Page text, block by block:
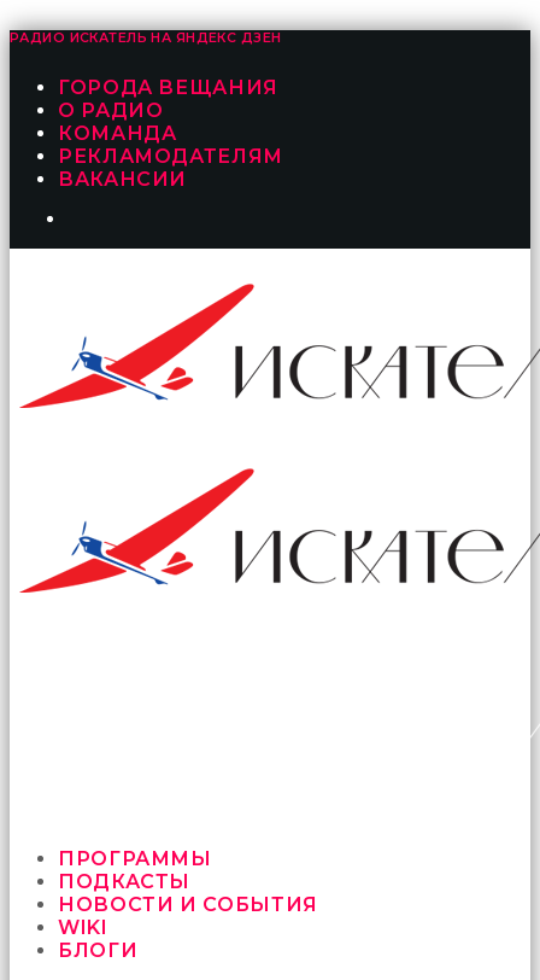
РАДИО ИСКАТЕЛЬ НА ЯНДЕКС ДЗЕН
ГОРОДА ВЕЩАНИЯ
О РАДИО
КОМАНДА
РЕКЛАМОДАТЕЛЯМ
ВАКАНСИИ
ПРОГРАММЫ
ПОДКАСТЫ
НОВОСТИ И СОБЫТИЯ
WIKI
БЛОГИ